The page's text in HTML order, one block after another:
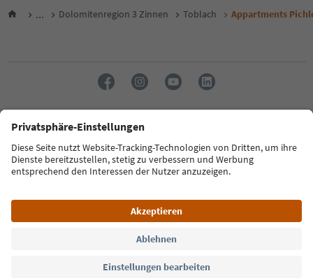
... Dolomitenregion 3 Zinnen Toblach Appartments
Sprache: Deutsch
FAQ Kontakt Presse MICE Datenschutzerklärung
Zugänglichkeitserklärung